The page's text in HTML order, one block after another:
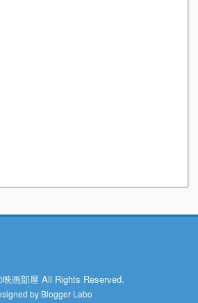
画部屋 All Rights Reserved.
by Blogger Labo